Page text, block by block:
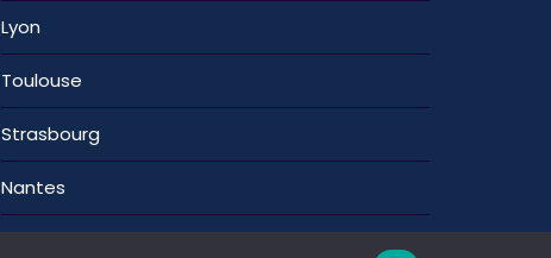
Lyon
Toulouse
Strasbourg
Nantes